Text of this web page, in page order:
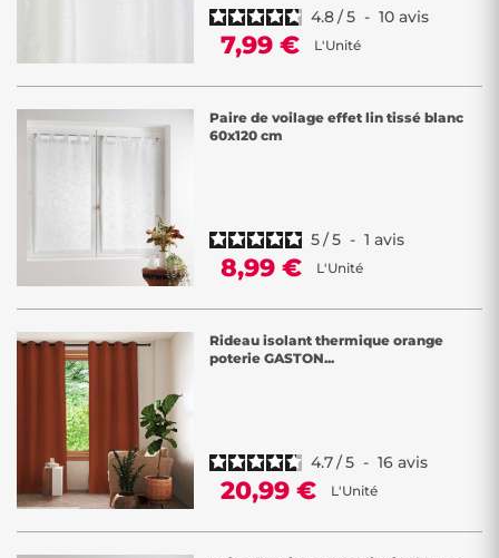
4.8/5 - 10 avis
7,99 € L'Unité
Paire de voilage effet lin tissé blanc
60x120 cm
5/5 - 1 avis
8,99 € L'Unité
Rideau isolant thermique orange
poterie GASTON...
4.7/5 - 16 avis
20,99 € L'Unité